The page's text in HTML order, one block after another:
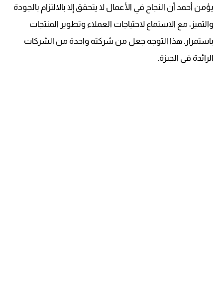
يؤمن أحمد أن النجاح في الأعمال لا يتحقق إلا بالالتزام بالجودة
والتميز، مع الاستماع لاحتياجات العملاء وتطوير المنتجات
باستمرار. هذا التوجه جعل من شركته واحدة من الشركات
الرائدة في الجيزة.